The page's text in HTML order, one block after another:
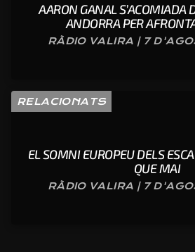
AARON GANAL S’ACOMIADA
ANDORRA PER
RÀDIO VALIRA | 7
RELACIONATS
EL SOMNI EUROPEU DELS
QUE MAI
RÀDIO VALIRA | 7